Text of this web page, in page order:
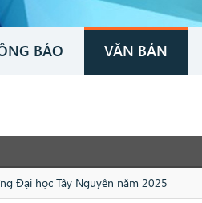
BÁO VĂN BẢN
Đại học Tây Nguyên năm 2025